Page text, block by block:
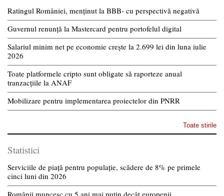
Ratingul României, menținut la BBB- cu perspectivă negativă
Guvernul renunță la Mastercard pentru portofelul digital
Salariul minim net pe economie crește la 2.699 lei din luna iulie
2026
Toate platformele cripto sunt obligate să raporteze anual
tranzacțiile la ANAF
Mobilizare pentru implementarea proiectelor din PNRR
Toate stirile
Statistici
Serviciile de piață pentru populație, scădere de 8% pe primele
cinci luni din 2026
Românii muncesc cu 5 ani mai puțin decât europenii